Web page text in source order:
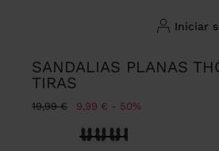
iniciar
SANDALIAS PLANAS
TIRAS
Precio rebajado de
19,99 €A 9,99 € 50%
Seleccionado